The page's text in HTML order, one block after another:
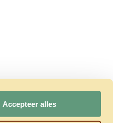
Accepteer alles